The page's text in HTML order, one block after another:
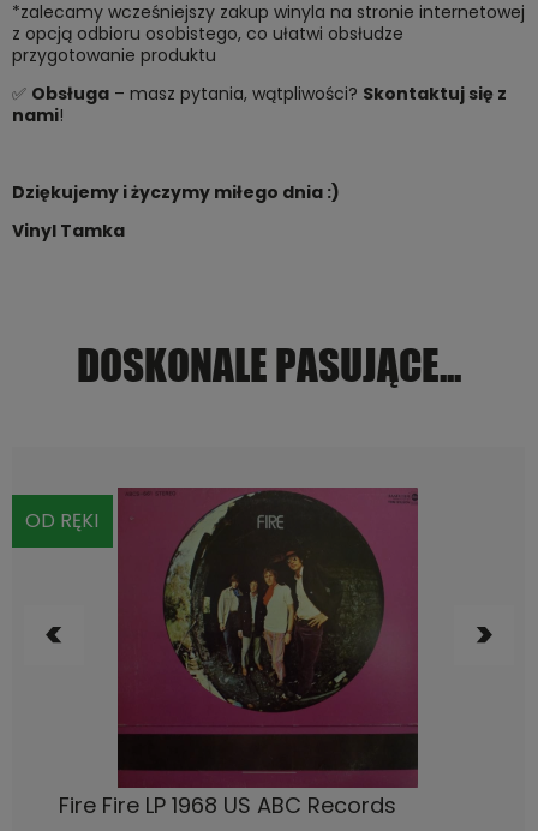
*zalecamy wcześniejszy zakup winyla na stronie internetowej
z opcją odbioru osobistego, co ułatwi obsłudze
przygotowanie produktu
✅ Obsługa – masz pytania, wątpliwości? Skontaktuj się z
nami!
Dziękujemy i życzymy miłego dnia :)
Vinyl Tamka
DOSKONALE PASUJĄCE...
Fire Fire LP 1968 US ABC Records
OD RĘKI